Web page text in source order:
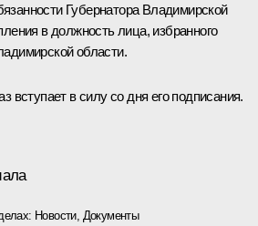
Губернатора Владимирской
в должность лица, избранного
области.
вступает в силу со дня его подписания.
Новости, Документы